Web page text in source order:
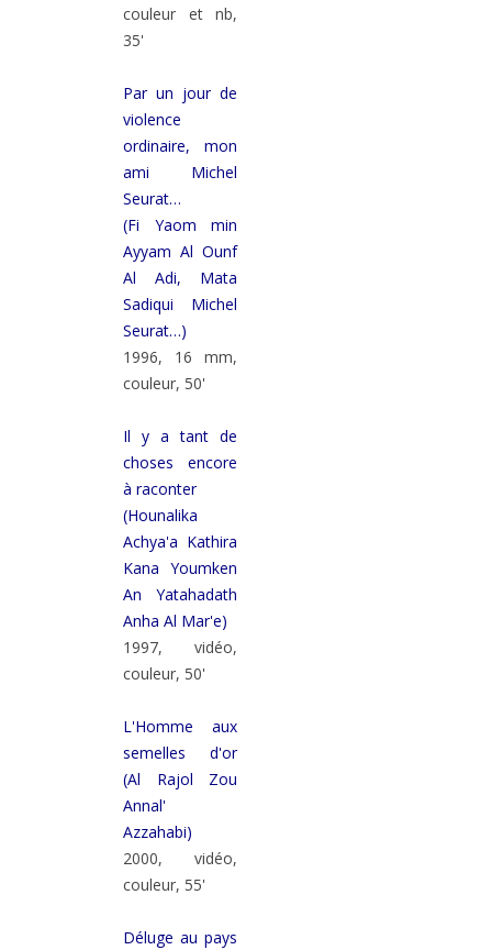
couleur et nb,
35'
Par un jour de
violence
ordinaire, mon
ami Michel
Seurat…
(Fi Yaom min
Ayyam Al Ounf
Al Adi, Mata
Sadiqui Michel
Seurat…)
1996, 16 mm,
couleur, 50'
Il y a tant de
choses encore
à raconter
(Hounalika
Achya'a Kathira
Kana Youmken
An Yatahadath
Anha Al Mar'e)
1997, vidéo,
couleur, 50'
L'Homme aux
semelles d'or
(Al Rajol Zou
Annal'
Azzahabi)
2000, vidéo,
couleur, 55'
Déluge au pays